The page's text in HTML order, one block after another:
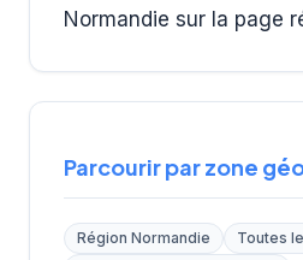
Normandie sur la page
Parcourir par zone
Région Normandie
Toutes